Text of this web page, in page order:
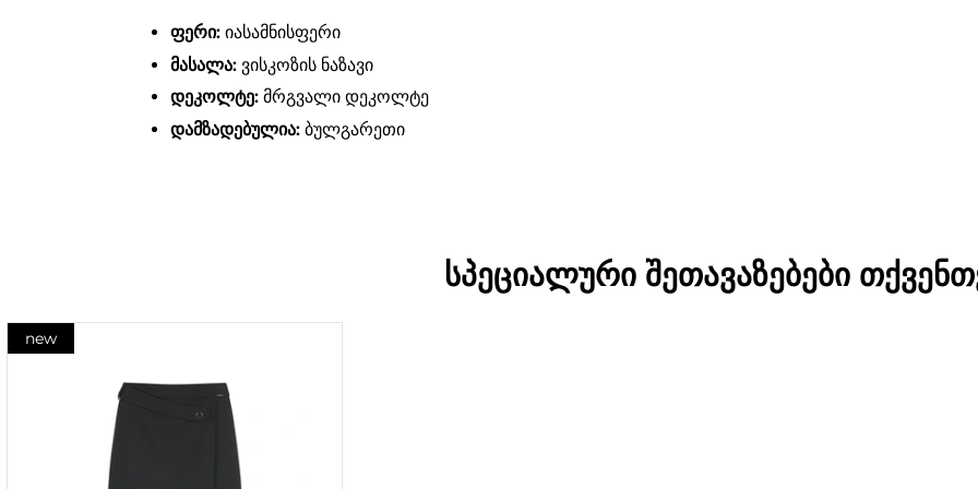
ფერი: იასამნისფერი
მასალა: ვისკოზის ნაზავი
დეკოლტე: მრგვალი დეკოლტე
დამზადებულია: ბულგარეთი
სპეციალური შეთავაზებები
new